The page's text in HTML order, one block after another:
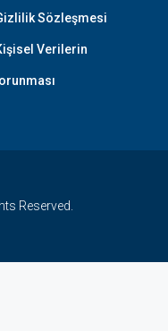
Sözleşmesi
Verilerin
Reserved.